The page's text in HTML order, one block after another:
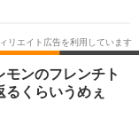
韓国・芸能
スポーツ
グルメ
ショッピング
モンのフレンチト
くらいうめぇ